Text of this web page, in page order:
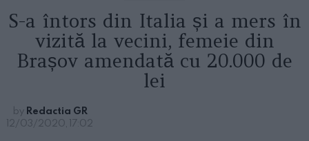
S-a întors din Italia și a mers în
vizită la vecini, femeie din
Brașov amendată cu 20.000 de
lei
by Redactia GR
12/03/2020, 17:02